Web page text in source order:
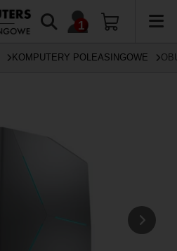
KOMPUTERY POLEASINGOWE